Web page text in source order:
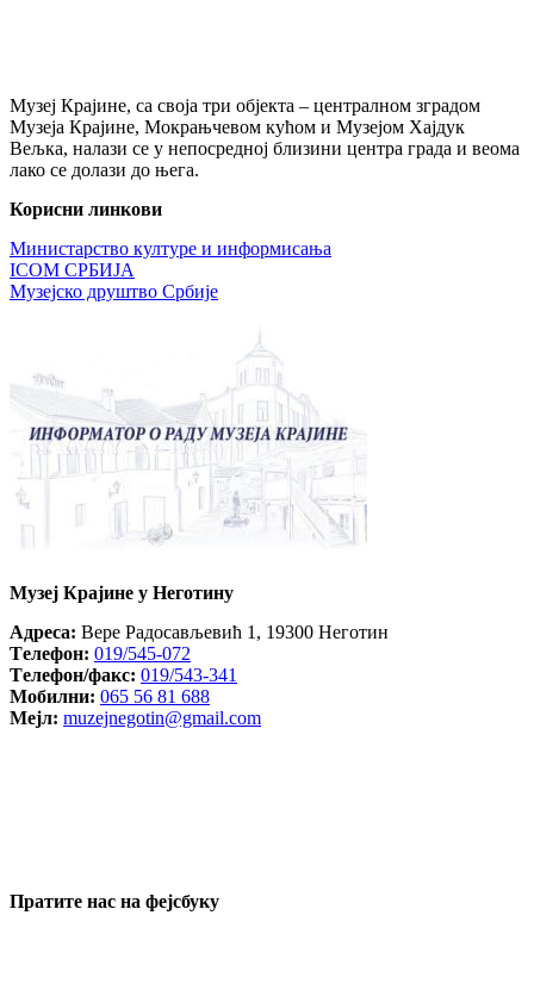
Музеј Крајине, са своја три објекта – централном зградом
Музеја Крајине, Мокрањчевом кућом и Музејом Хајдук
Вељка, налази се у непосредној близини центра града и веома
лако се долази до њега.
Корисни линкови
Министарство културе и информисања
ICOM СРБИЈА
Музејско друштво Србије
Музеј Крајине у Неготину
Aдреса: Вере Радосављевић 1, 19300 Неготин
Tелефон: 019/545-072
Tелефон/факс: 019/543-341
Mобилни: 065 56 81 688
Mејл: muzejnegotin@gmail.com
Пратите нас на фејсбуку